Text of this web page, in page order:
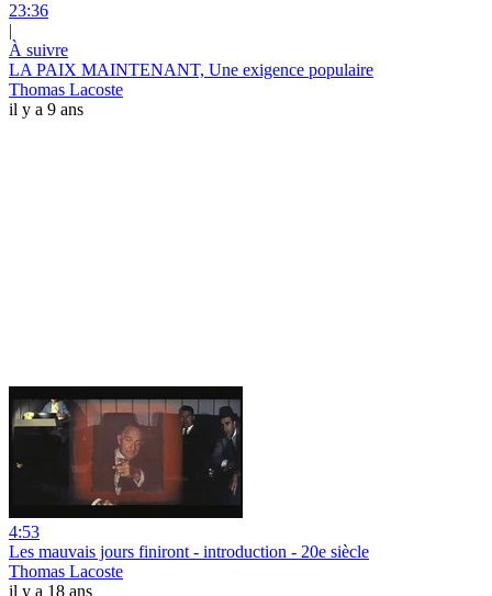
23:36
|
À suivre
LA PAIX MAINTENANT, Une exigence populaire
Thomas Lacoste
il y a 9 ans
4:53
Les mauvais jours finiront - introduction - 20e siècle
Thomas Lacoste
il y a 18 ans